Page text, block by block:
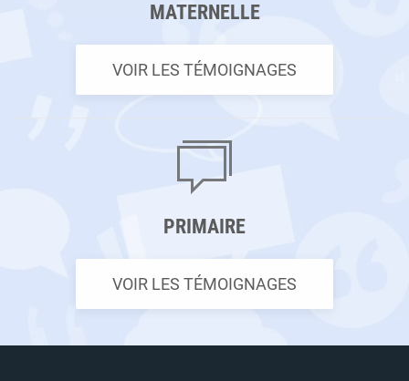
MATERNELLE
VOIR LES TÉMOIGNAGES
PRIMAIRE
VOIR LES TÉMOIGNAGES